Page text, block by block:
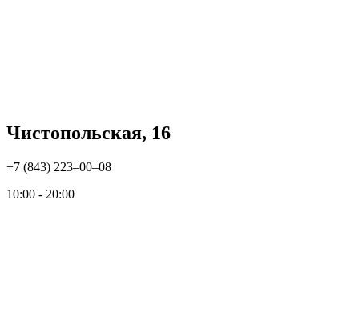
Чистопольская, 16
+7 (843) 223‒00‒08
10:00 - 20:00